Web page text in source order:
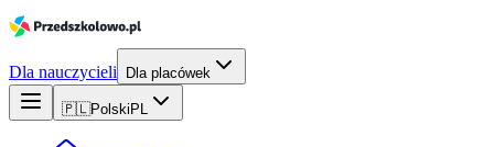
Dla nauczycieli Dla placówek
🇵🇱Polski PL